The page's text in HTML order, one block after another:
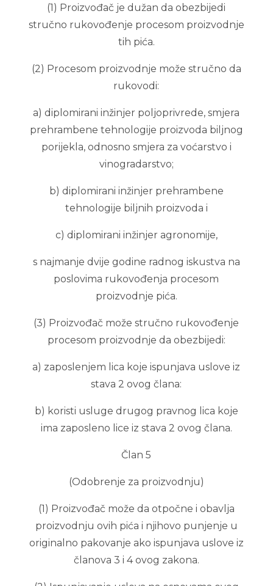
(1) Proizvođač je dužan da obezbijedi
stručno rukovođenje procesom proizvodnje
tih pića.
(2) Procesom proizvodnje može stručno da
rukovodi:
a) diplomirani inžinjer poljoprivrede, smjera
prehrambene tehnologije proizvoda biljnog
porijekla, odnosno smjera za voćarstvo i
vinogradarstvo;
b) diplomirani inžinjer prehrambene
tehnologije biljnih proizvoda i
c) diplomirani inžinjer agronomije,
s najmanje dvije godine radnog iskustva na
poslovima rukovođenja procesom
proizvodnje pića.
(3) Proizvođač može stručno rukovođenje
procesom proizvodnje da obezbijedi:
a) zaposlenjem lica koje ispunjava uslove iz
stava 2 ovog člana:
b) koristi usluge drugog pravnog lica koje
ima zaposleno lice iz stava 2 ovog člana.
Član 5
(Odobrenje za proizvodnju)
(1) Proizvođač može da otpočne i obavlja
proizvodnju ovih pića i njihovo punjenje u
originalno pakovanje ako ispunjava uslove iz
članova 3 i 4 ovog zakona.